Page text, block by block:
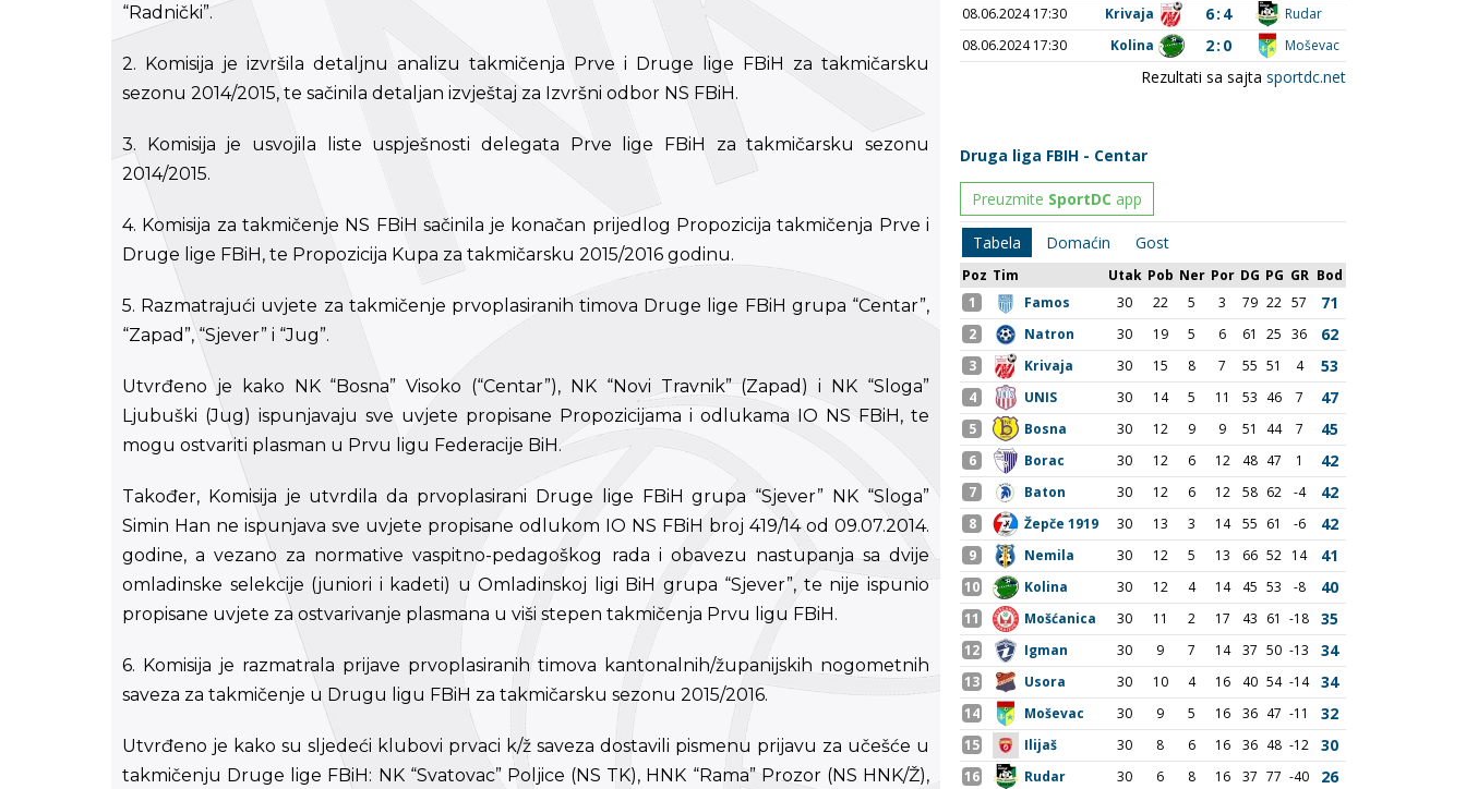
“Radnički”.
2. Komisija je izvršila detaljnu analizu takmičenja Prve i Druge lige FBiH za takmičarsku
sezonu 2014/2015, te sačinila detaljan izvještaj za Izvršni odbor NS FBiH.
3. Komisija je usvojila liste uspješnosti delegata Prve lige FBiH za takmičarsku sezonu
2014/2015.
4. Komisija za takmičenje NS FBiH sačinila je konačan prijedlog Propozicija takmičenja Prve i
Druge lige FBiH, te Propozicija Kupa za takmičarsku 2015/2016 godinu.
5. Razmatrajući uvjete za takmičenje prvoplasiranih timova Druge lige FBiH grupa “Centar”,
“Zapad”, “Sjever” i “Jug”.
Utvrđeno je kako NK “Bosna” Visoko (“Centar”), NK “Novi Travnik” (Zapad) i NK “Sloga”
Ljubuški (Jug) ispunjavaju sve uvjete propisane Propozicijama i odlukama IO NS FBiH, te
mogu ostvariti plasman u Prvu ligu Federacije BiH.
Također, Komisija je utvrdila da prvoplasirani Druge lige FBiH grupa “Sjever” NK “Sloga”
Simin Han ne ispunjava sve uvjete propisane odlukom IO NS FBiH broj 419/14 od 09.07.2014.
godine, a vezano za normative vaspitno-pedagoškog rada i obavezu nastupanja sa dvije
omladinske selekcije (juniori i kadeti) u Omladinskoj ligi BiH grupa “Sjever”, te nije ispunio
propisane uvjete za ostvarivanje plasmana u viši stepen takmičenja Prvu ligu FBiH.
6. Komisija je razmatrala prijave prvoplasiranih timova kantonalnih/županijskih nogometnih
saveza za takmičenje u Drugu ligu FBiH za takmičarsku sezonu 2015/2016.
Utvrđeno je kako su sljedeći klubovi prvaci k/ž saveza dostavili pismenu prijavu za učešće u
takmičenju Druge lige FBiH: NK “Svatovac” Poljice (NS TK), HNK “Rama” Prozor (NS HNK/Ž),